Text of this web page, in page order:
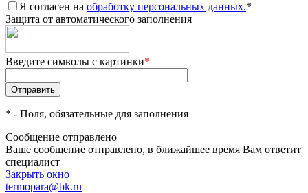
Я согласен на обработку персональных данных.*
Защита от автоматического заполнения
Введите символы с картинки*
* - Поля, обязательные для заполнения
Сообщение отправлено
Ваше сообщение отправлено, в ближайшее время Вам ответит
специалист
Закрыть окно
termopara@bk.ru